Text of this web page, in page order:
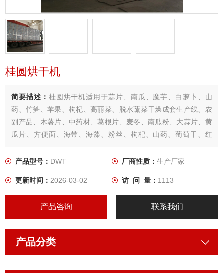
桂圆烘干机
简要描述： 桂圆烘干机适用于蒜片、南瓜、魔芋、白萝卜、山
药、竹笋、苹果、枸杞、高丽菜、脱水蔬菜干燥成套生产线、农
副产品、木薯片、中药材、葛根片、麦冬、南瓜粉、大蒜片、黄
瓜片、方便面、海带、海藻、粉丝、枸杞、山药、葡萄干、红
葱、胡椒颗粒、椰子肉、槟榔果、花卉、山芋片、土豆片、木
产品型号： DWT 厂商性质： 生产厂家
更新时间：2026-03-02 访 问 量： 1113
产品咨询 联系我们
产品分类